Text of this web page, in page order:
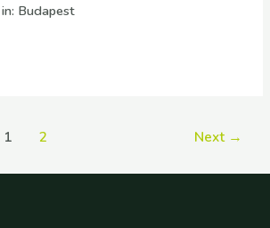
Budapest
1 2 Next →